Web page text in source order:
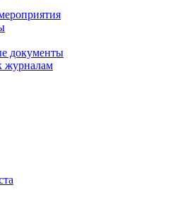
документы
журналам